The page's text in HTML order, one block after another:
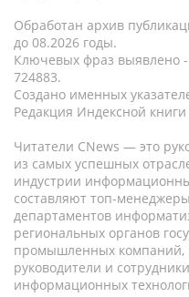
Обработан архив
до 08.2026 годы.
Ключевых фраз выявлено
724883.
Создано именных
Редакция Индексной книги
Читатели CNews — это
из самых успешных
индустрии
составляют топ-
департаментов
региональных органов
промышленных компаний,
руководители и
информационных